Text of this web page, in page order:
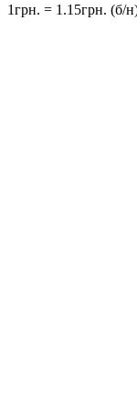
1грн. = 1.15грн. (б/